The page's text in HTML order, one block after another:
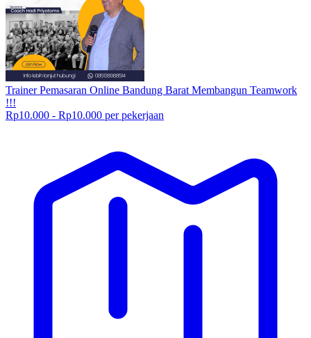
Trainer Pemasaran Online Bandung Barat Membangun Teamwork
!!!
Rp10.000 - Rp10.000 per pekerjaan